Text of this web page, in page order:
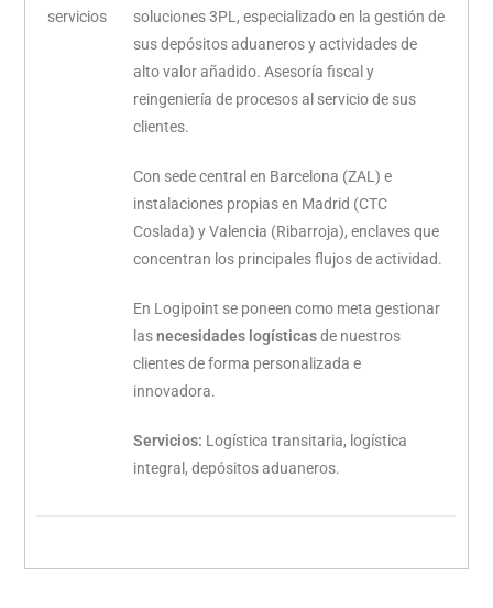
servicios
soluciones 3PL, especializado en la gestión de
sus depósitos aduaneros y actividades de
alto valor añadido. Asesoría fiscal y
reingeniería de procesos al servicio de sus
clientes.
Con sede central en Barcelona (ZAL) e
instalaciones propias en Madrid (CTC
Coslada) y Valencia (Ribarroja), enclaves que
concentran los principales flujos de actividad.
En Logipoint se poneen como meta gestionar
lasnecesidades logísticasde nuestros
clientes de forma personalizada e
innovadora.
Servicios: Logística transitaria, logística
integral, depósitos aduaneros.